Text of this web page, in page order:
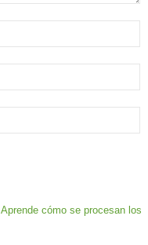
Aprende cómo se procesan los